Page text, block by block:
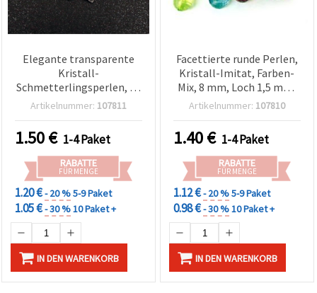
Elegante transparente
Kristall-
Schmetterlingsperlen, 13
x 16 x 6,5 mm, Loch 2 mm,
Charms für Schmuck &
kreative DIY-Projekte
Artikelnummer: 107811
1.50€ 1-4 Paket
RABATTE
FÜR MENGE
1.20 €- 20 %5-9 Paket
1.05 €- 30 %10 Paket +
IN DEN WARENKORB
Facettierte runde Perlen,
Kristall-Imitat, Farben-
Mix, 8 mm, Loch 1,5 mm,
50 g (~180 Stück) – für
Armbänder, Halsketten,
Deko, Basteln & DIY
Artikelnummer: 107810
1.40€ 1-4 Paket
RABATTE
FÜR MENGE
1.12 €- 20 %5-9 Paket
0.98 €- 30 %10 Paket +
IN DEN WARENKORB